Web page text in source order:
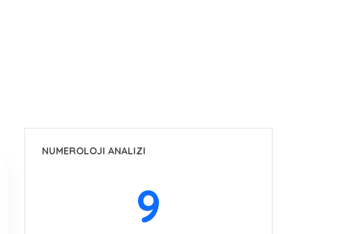
NUMEROLOJI ANALIZI
9